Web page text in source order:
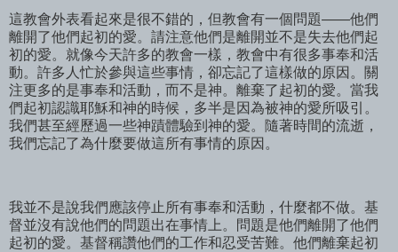
這教會外表看起來是很不錯的，但教會有一個問題——他們
離開了他們起初的愛。請注意他們是離開並不是失去他們起
初的愛。就像今天許多的教會一樣，教會中有很多事奉和活
動。許多人忙於參與這些事情，卻忘記了這樣做的原因。關
注更多的是事奉和活動，而不是神。離棄了起初的愛。當我
們起初認識耶穌和神的時候，多半是因為被神的愛所吸引。
我們甚至經歷過一些神蹟體驗到神的愛。隨著時間的流逝，
我們忘記了為什麼要做這所有事情的原因。
我並不是說我們應該停止所有事奉和活動，什麼都不做。基
督並沒有說他們的問題出在事情上。問題是他們離開了他們
起初的愛。基督稱讚他們的工作和忍受苦難。他們離棄起初